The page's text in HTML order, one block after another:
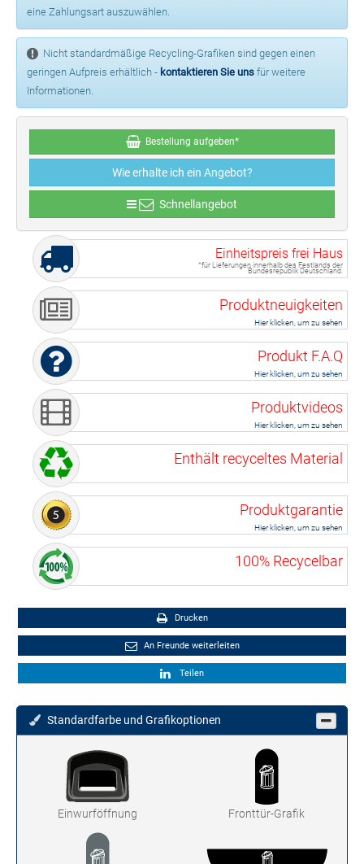
Bestellung aufgeben*
Wie erhalte ich ein Angebot?
Schnellangebot
eine Zahlungsart auszuwählen.
Nicht standardmäßige Recycling-Grafiken sind gegen einen
geringen Aufpreis erhältlich - kontaktieren Sie uns für weitere
Informationen.
Einheitspreis frei Haus
*für Lieferungen innerhalb des Festlands der
Bundesrepublik Deutschland.
Produktneuigkeiten
Hier klicken, um zu sehen
Produkt F.A.Q
Hier klicken, um zu sehen
Produktvideos
Hier klicken, um zu sehen
Enthält recyceltes Material
Produktgarantie
Hier klicken, um zu sehen
100% Recycelbar
Drucken
An Freunde weiterleiten
Teilen
Standardfarbe und Grafikoptionen
Einwurföffnung Fronttür-Grafik